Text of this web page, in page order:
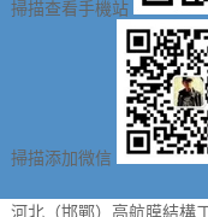
掃描查看手機站
掃描添加微信
河北（邯鄲）高航膜結構